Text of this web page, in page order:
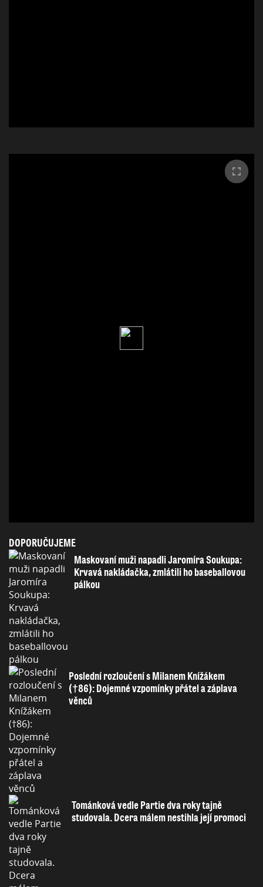
DOPORUČUJEME
Maskovaní muži napadli Jaromíra Soukupa:
Krvavá nakládačka, zmlátili ho baseballovou
pálkou
Poslední rozloučení s Milanem Knížákem
(†86): Dojemné vzpomínky přátel a záplava
věnců
Tománková vedle Partie dva roky tajně
studovala. Dcera málem nestihla její promoci